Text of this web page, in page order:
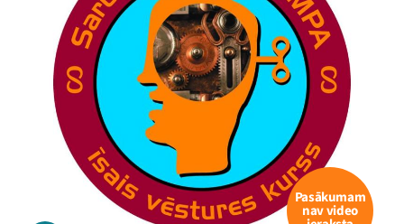
Pasākumam
nav video